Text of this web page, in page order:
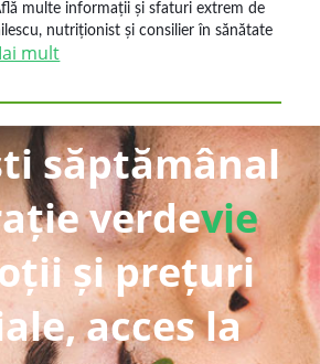
multe informații și sfaturi extrem de
nutriționist și consilier în sănătate
mult
săptămânal
verdevie
și prețuri
acces la